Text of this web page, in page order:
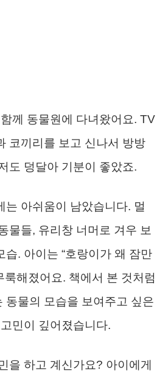
께 동물원에 다녀왔어요. TV
코끼리를 보고 신나서 방방
도 덩달아 기분이 좋았죠.
는 아쉬움이 남았습니다. 멀
물들, 유리창 너머로 겨우 보
습. 아이는 “호랑이가 왜 잠만
룩해졌어요. 책에서 본 것처럼
동물의 모습을 보여주고 싶은
민이 깊어졌습니다.
을 하고 계신가요? 아이에게